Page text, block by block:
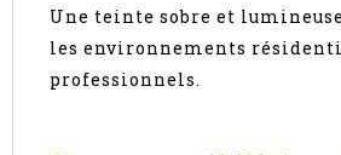
Une teinte sobre et
les environnements
professionnels.